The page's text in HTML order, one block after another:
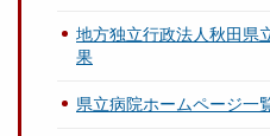
地方独立行政法人秋田県
果
県立病院ホームページ一